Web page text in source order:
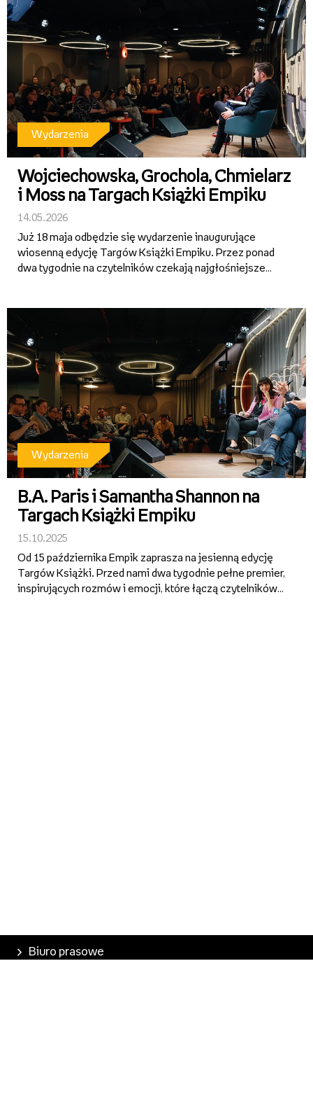
Wydarzenia
Wojciechowska, Grochola, Chmielarz
i Moss na Targach Książki Empiku
14.05.2026
Już 18 maja odbędzie się wydarzenie inaugurujące
wiosenną edycję Targów Książki Empiku. Przez ponad
dwa tygodnie na czytelników czekają najgłośniejsze
promocje – w tym 2+1 w salo...
Wydarzenia
B.A. Paris i Samantha Shannon na
Targach Książki Empiku
15.10.2025
Od 15 października Empik zaprasza na jesienną edycję
Targów Książki. Przed nami dwa tygodnie pełne premier,
inspirujących rozmów i emocji, które łączą czytelników z
Biuro prasowe